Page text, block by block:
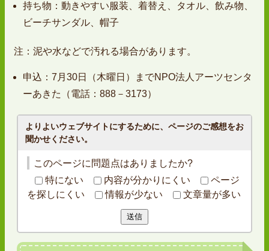
持ち物：動きやすい服装、着替え、タオル、飲み物、
ビーチサンダル、帽子
注：泥や水などで汚れる場合があります。
申込：7月30日（木曜日）までNPO法人アーツセンタ
ーあきた（電話：888－3173）
よりよいウェブサイトにするために、ページのご感想をお
聞かせください。
このページに問題点はありましたか?
特にない
内容が分かりにくい
ページ
を探しにくい
情報が少ない 文章量が多い
送信